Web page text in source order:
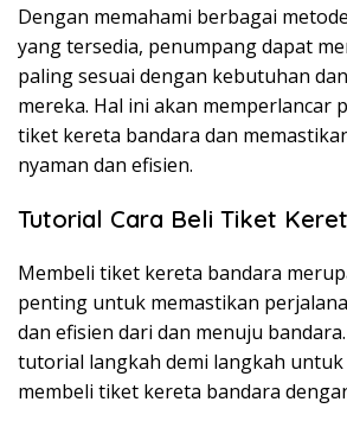
Dengan memahami berbagai
yang tersedia, penumpang dapat
paling sesuai dengan kebutuhan
mereka. Hal ini akan memperlancar
tiket kereta bandara dan
nyaman dan efisien.
Tutorial Cara Beli Tiket
Membeli tiket kereta bandara
penting untuk memastikan
dan efisien dari dan menuju
tutorial langkah demi langkah untuk
membeli tiket kereta bandara